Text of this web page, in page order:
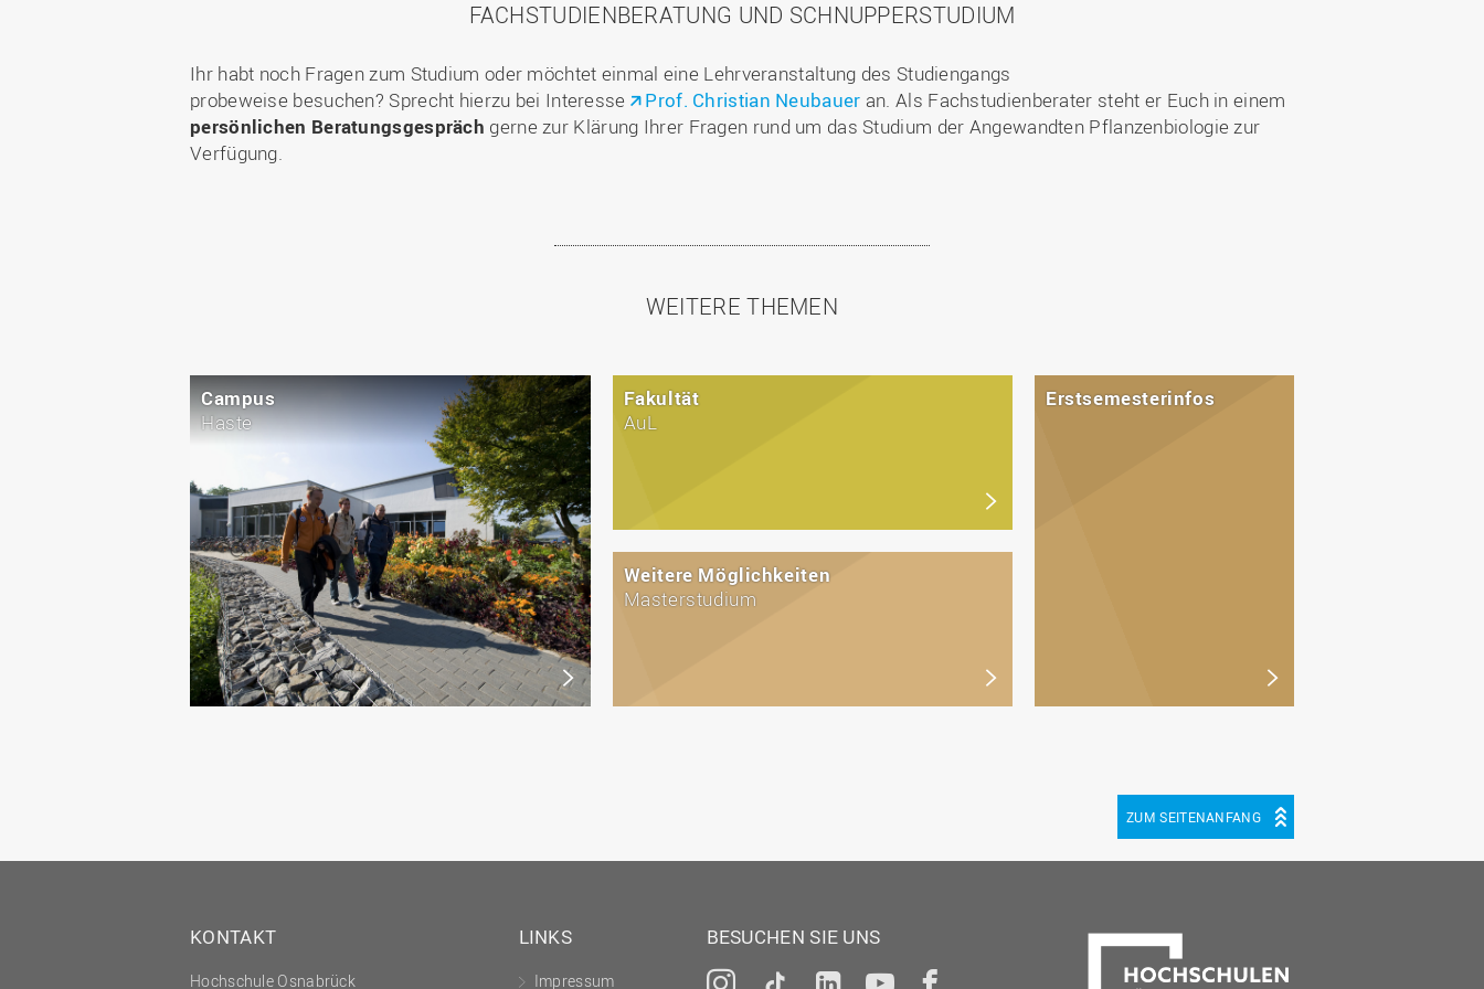
FACHSTUDIENBERATUNG UND SCHNUPPERSTUDIUM
Ihr habt noch Fragen zum Studium oder möchtet einmal eine Lehrveranstaltung des Studiengangs
probeweise besuchen? Sprecht hierzu bei Interesse
Prof. Christian Neubauer an. Als Fachstudienberater steht er Euch in einem
persönlichen Beratungsgespräch gerne zur Klärung Ihrer Fragen rund um das Studium der Angewandten Pflanzenbiologie zur
Verfügung.
WEITERE THEMEN
Campus
Haste
Fakultät
AuL
Weitere Möglichkeiten
Masterstudium
Erstsemesterinfos
ZUM SEITENANFANG
KONTAKT
Hochschule Osnabrück
LINKS
Impressum
BESUCHEN SIE UNS